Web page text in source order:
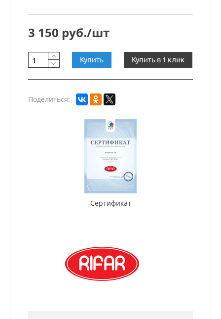
3 150 руб./шт
Купить Купить в 1 клик
Поделиться:
Сертификат